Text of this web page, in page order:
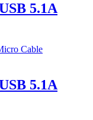
5.1A
5.1A